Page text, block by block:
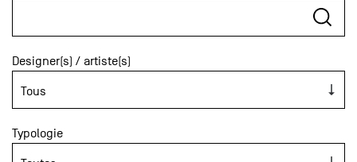
Designer(s) / artiste(s)
Typologie